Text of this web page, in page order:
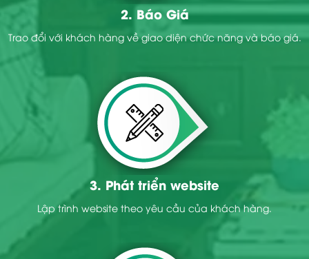
2. Báo Giá
Trao đổi với khách hàng về giao diện chức năng và báo giá.
3. Phát triển website
Lập trình website theo yêu cầu của khách hàng.